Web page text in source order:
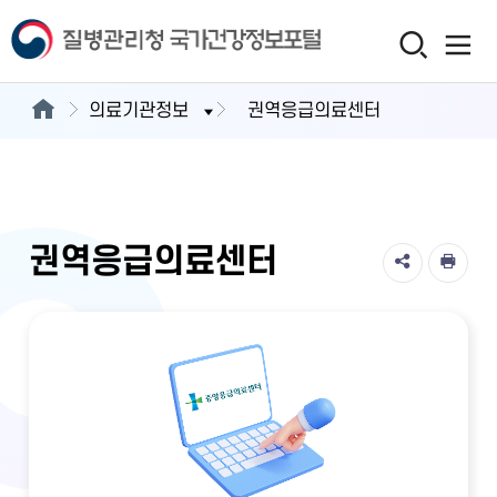
의료기관정보 권역응급의료센터
권역응급의료센터